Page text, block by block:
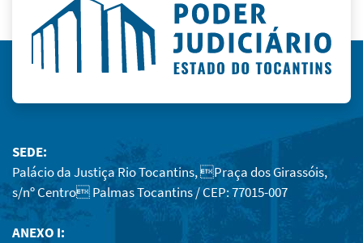
SEDE:
Palácio da Justiça Rio Tocantins, Praça dos Girassóis,
s/nº Centro Palmas Tocantins / CEP: 77015-007
ANEXO I: